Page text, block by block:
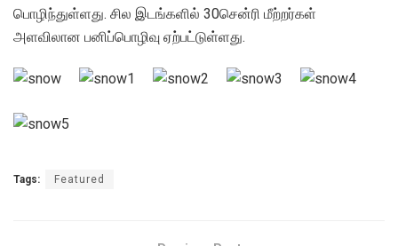
பொழிந்துள்ளது. சில இடங்களில் 30சென்ரி மீற்றர்கள்
அளவிலான பனிப்பொழிவு ஏற்பட்டுள்ளது.
Tags: Featured